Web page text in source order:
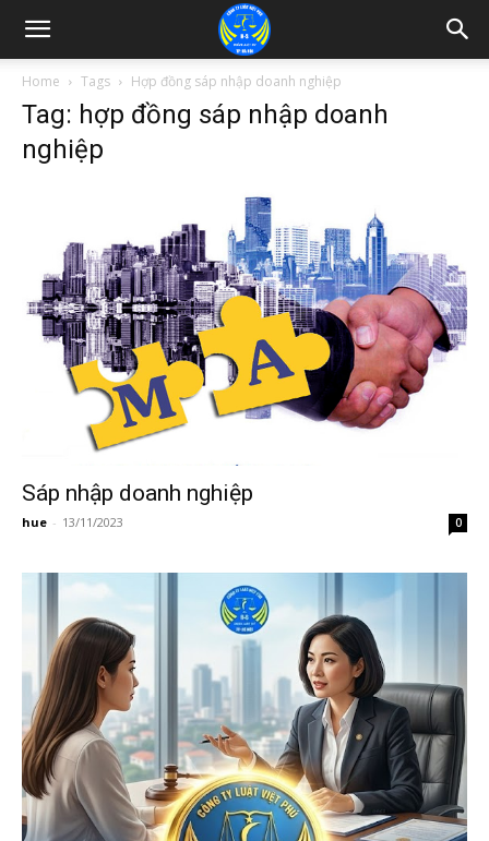
Home Tags Hợp đồng sáp nhập doanh nghiệp
Tag: hợp đồng sáp nhập doanh
nghiệp
Sáp nhập doanh nghiệp
hue - 13/11/2023 0